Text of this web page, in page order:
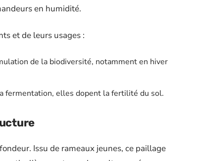
en humidité.
et de leurs usages :
de la biodiversité, notamment en hiver
fermentation, elles dopent la fertilité du sol.
Issu de rameaux jeunes, ce paillage